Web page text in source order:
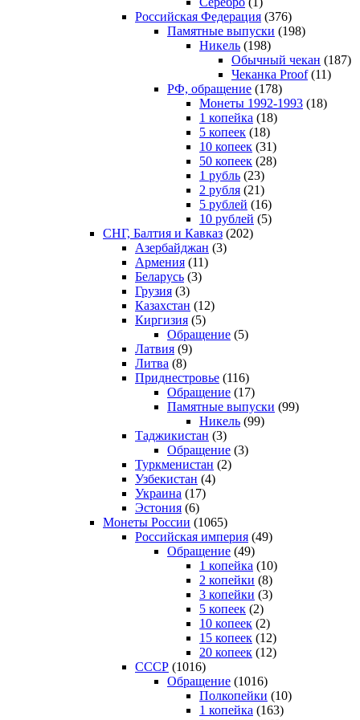
Российская Федерация (376)
Памятные выпуски (198)
Никель (198)
Обычный чекан (187)
Чеканка Proof(11)
РФ, обращение (178)
Монеты 1992-1993 (18)
1 копейка (18)
5 копеек (18)
10 копеек (31)
50 копеек (28)
1 рубль (23)
2 рубля (21)
5 рублей (16)
10 рублей (5)
СНГ, Балтия и Кавказ (202)
Азербайджан (3)
Армения (11)
Беларусь (3)
Грузия (3)
Казахстан (12)
Киргизия (5)
Обращение (5)
Латвия (9)
Литва (8)
Приднестровье (116)
Обращение (17)
Памятные выпуски (99)
Никель (99)
Таджикистан (3)
Обращение (3)
Туркменистан (2)
Узбекистан (4)
Украина (17)
Эстония (6)
Монеты России (1065)
Российская империя (49)
Обращение (49)
1 копейка (10)
2 копейки (8)
3 копейки (3)
5 копеек (2)
10 копеек (2)
15 копеек (12)
20 копеек (12)
СССР (1016)
Обращение (1016)
Полкопейки (10)
1 копейка (163)